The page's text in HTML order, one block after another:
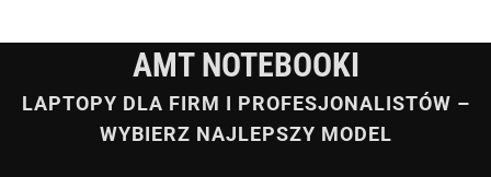
AMT NOTEBOOKI
LAPTOPY DLA FIRM I PROFESJONALISTÓW –
WYBIERZ NAJLEPSZY MODEL